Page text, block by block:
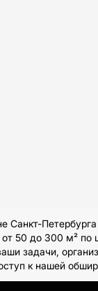
50 до 300 м²
задачи,
к нашей